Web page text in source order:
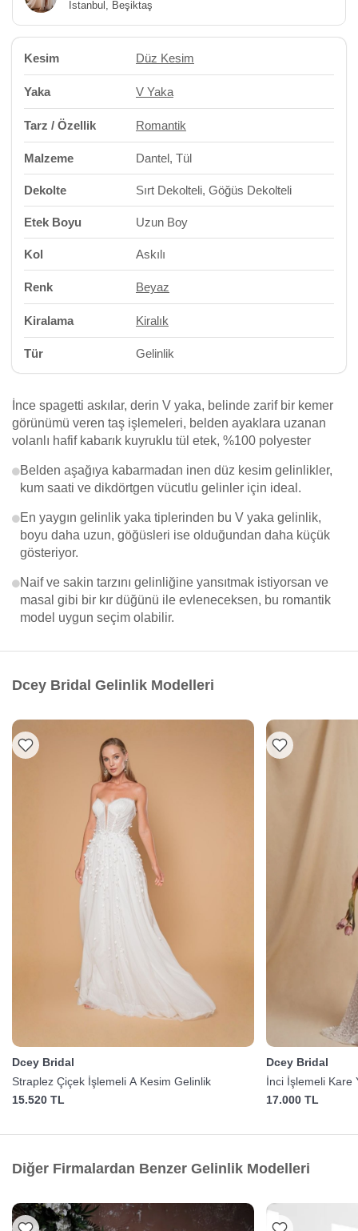
İstanbul, Beşiktaş
Kesim Düz Kesim
Yaka V Yaka
Tarz / Özellik Romantik
Malzeme Dantel, Tül
Dekolte Sırt Dekolteli, Göğüs Dekolteli
Etek Boyu Uzun Boy
Kol Askılı
Renk Beyaz
Kiralama Kiralık
Tür Gelinlik
İnce spagetti askılar, derin V yaka, belinde zarif bir kemer
görünümü veren taş işlemeleri, belden ayaklara uzanan
volanlı hafif kabarık kuyruklu tül etek, %100 polyester
Belden aşağıya kabarmadan inen düz kesim gelinlikler,
kum saati ve dikdörtgen vücutlu gelinler için ideal.
En yaygın gelinlik yaka tiplerinden bu V yaka gelinlik,
boyu daha uzun, göğüsleri ise olduğundan daha küçük
gösteriyor.
Naif ve sakin tarzını gelinliğine yansıtmak istiyorsan ve
masal gibi bir kır düğünü ile evleneceksen, bu romantik
model uygun seçim olabilir.
Dcey Bridal Gelinlik Modelleri
Dcey Bridal
Straplez Çiçek İşlemeli A Kesim Gelinlik
15.520 TL
Dcey Bridal
İnci İşlemeli Kare
17.000 TL
Diğer Firmalardan Benzer Gelinlik Modelleri